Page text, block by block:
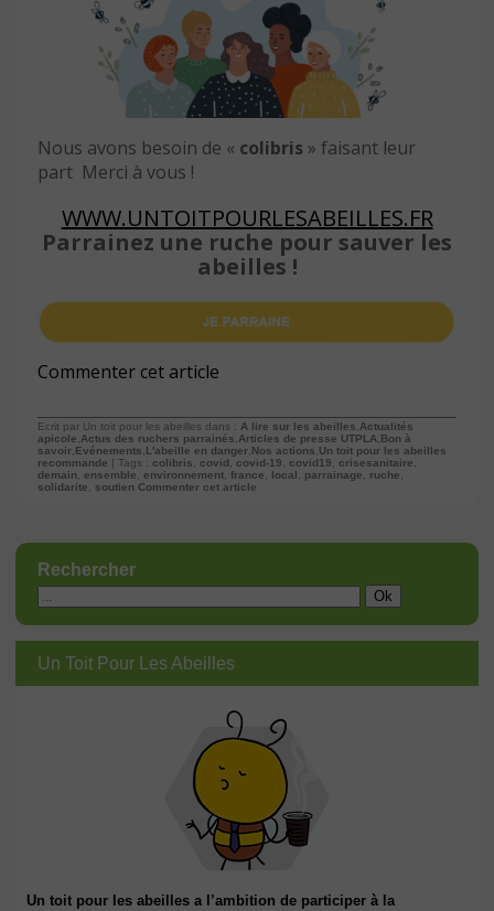
Nous avons besoin de « colibris » faisant leur
part Merci à vous !
WWW.UNTOITPOURLESABEILLES.FR
Parrainez une ruche pour sauver les
abeilles !
Commenter cet article
Ecrit par Un toit pour les abeilles dans : A lire sur les abeilles,Actualités
apicole,Actus des ruchers parrainés,Articles de presse UTPLA, Bon à
savoir, Evénements, L'abeille en danger, Nos actions,Un toit pour les abeilles
recommande | Tags : colibris, covid , covid-19, covid19, crisesanitaire,
demain, ensemble, environnement, france, local , parrainage, ruche,
solidarite, soutien Commenter cet article
Rechercher
Un Toit Pour Les Abeilles
Un toit pour les abeilles a l’ambition de participer à la